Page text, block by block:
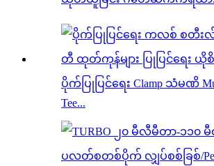
ပိုက်ပြုပြင်ရေး Clamp သံမဏိ
Tee...